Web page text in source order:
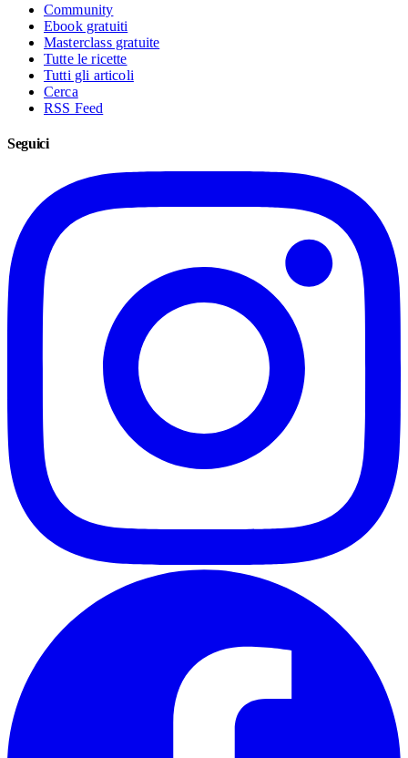
Community
Ebook gratuiti
Masterclass gratuite
Tutte le ricette
Tutti gli articoli
Cerca
RSS Feed
Seguici